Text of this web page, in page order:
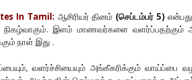
In Tamil: ஆசிரியர் தினம் (செப்டம்பர் 5)
இளம் மாணவர்களை வளர்ப்பதற்கும்
நாள் இது .
வளர்ச்சியையும் அங்கீகரிக்கும்